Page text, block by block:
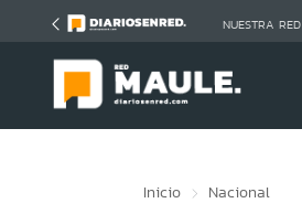
NUESTRA RED
Inicio Nacional